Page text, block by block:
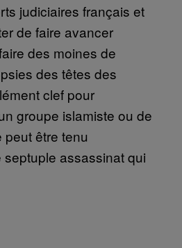
judiciaires français et
de faire avancer
des moines de
des têtes des
clef pour
groupe islamiste ou de
peut être tenu
assassinat qui